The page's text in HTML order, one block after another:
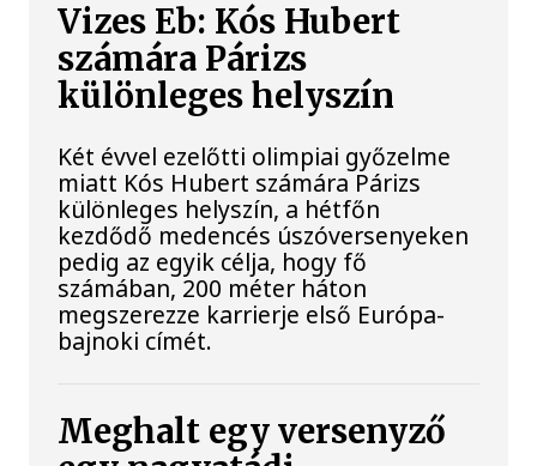
Vizes Eb: Kós Hubert
számára Párizs
különleges helyszín
Két évvel ezelőtti olimpiai győzelme
miatt Kós Hubert számára Párizs
különleges helyszín, a hétfőn
kezdődő medencés úszóversenyeken
pedig az egyik célja, hogy fő
számában, 200 méter háton
megszerezze karrierje első Európa-
bajnoki címét.
Meghalt egy versenyző